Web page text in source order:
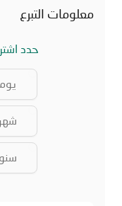
معلومات التبرع
حدد